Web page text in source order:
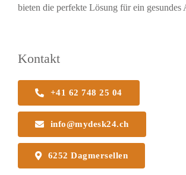
bieten die perfekte Lösung für ein gesundes
Kontakt
+41 62 748 25 04
info@mydesk24.ch
6252 Dagmersellen